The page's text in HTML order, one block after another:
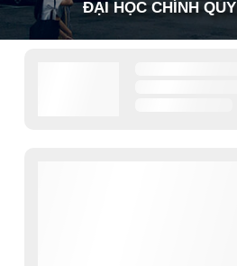
ĐẠI HỌC CHÍNH QUY